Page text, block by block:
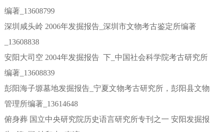
编著_13608799
深圳咸头岭 2006年发掘报告_深圳市文物考古鉴定所编著
_13608838
安阳大司空 2004年发掘报告 下_中国社会科学院考古研究所
编著_13608839
彭阳海子塬墓地发掘报告_宁夏文物考古研究所，彭阳县文物
管理所编著_13614648
俯身葬 国立中央研究院历史语言研究所专刊之一 安阳发掘报